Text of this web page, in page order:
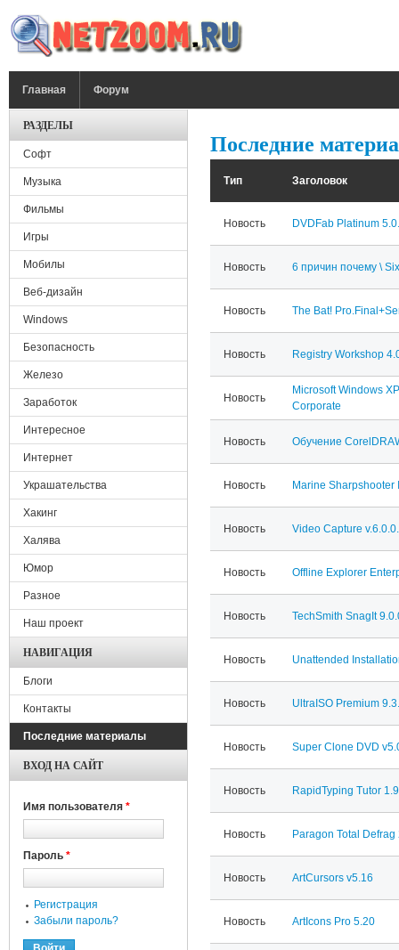
Главная Форум
Последние
Тип Заголовок
Новость DVDFab Platinum
Новость 6 причин почему \
Новость The Bat!
Новость Registry Workshop
Новость
Microsoft Windows
Corporate
Новость Обучение
Новость Marine
Новость Video Capture
Новость Offline Explorer
Новость TechSmith SnagIt
Новость Unattended
Новость UltraISO Premium
Новость Super Clone DVD
Новость RapidTyping Tutor
Новость Paragon Total
Новость ArtCursors v5.16
Новость ArtIcons Pro 5.20
РАЗДЕЛЫ
Софт
Музыка
Фильмы
Игры
Мобилы
Веб-дизайн
Windows
Безопасность
Железо
Заработок
Интересное
Интернет
Украшательства
Хакинг
Халява
Юмор
Разное
Наш проект
НАВИГАЦИЯ
Блоги
Контакты
Последние материалы
ВХОД НА САЙТ
Имя пользователя *
Пароль *
Регистрация
Забыли пароль?